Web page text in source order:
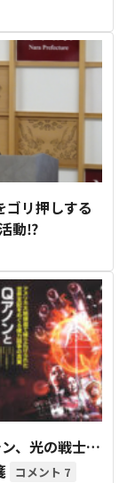
ゴリ押しする
動⁉
ン、光の戦士…
7